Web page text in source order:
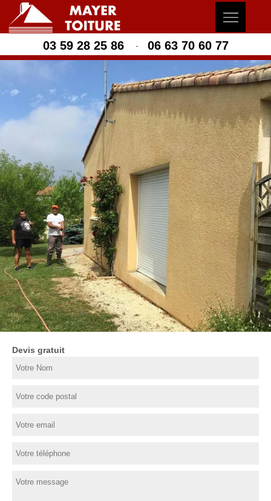
03 59 28 25 86 - 06 63 70 60 77
Devis gratuit